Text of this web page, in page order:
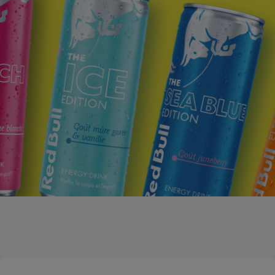
The Sea Blue Edition